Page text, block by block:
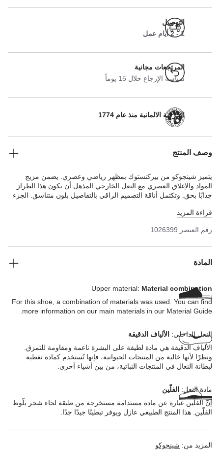
التوصيل
1 - 2 أيام عمل
المرتجعات مجانية
سياسة الإرجاع خلال 15 يوماً
الحرفية الالمانية منذ عام 1774
وصف المنتج
يتميز شينجوكو من بيركنستوك بمظهر رياضي وعصري. يضمن مزيج
المواد والإغلاق العصري مع النعل الخارجي المذهل أن يكون هذا الطراز
جذابًا بحق. وتكتمل أناقة التصميم الراقي بالتفاصيل بلون متناسق. الجزء
قراءة المزيد
رقم العنصر 1026399
المادة
Upper material: Material combination
For this shoe, a combination of materials was used. You can find
more information on our main materials in our Material Guide.
النعل الداخلي: الألياف الدقيقة
الألياف الدقيقة هي مادة لطيفة على البشرة ناعمة ومقاومة للتمزق.
ونظرًا لأنها خالية من المنتجات الحيوانية، فإنها تُستخدم كمادة تغطية
لبطانة النعال في المنتجات النباتية، من بين أشياء أخرى.
مادة النعل: الفلّين
إنّ الفلّين عبارة عن مادة مستدامة مستخرجة من طبقة لحاء شجر بلّوط
الفلّين. هذا المنتج الطبيعي عازل ويوفر تبطينًا جيدًا جدًا.
المزيد من: شينجوكو